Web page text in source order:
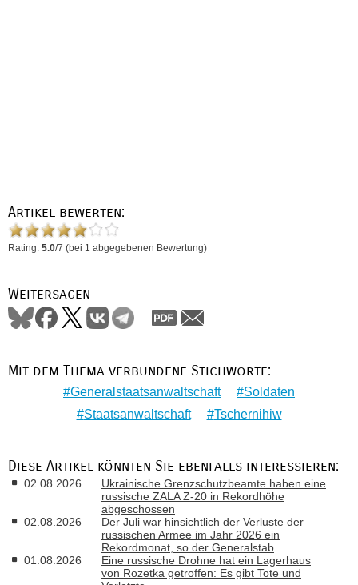
Artikel bewerten:
Rating: 5.0/7 (bei 1 abgegebenen Bewertung)
Weitersagen
Mit dem Thema verbundene Stichworte:
Generalstaatsanwaltschaft
Soldaten
Staatsanwaltschaft
Tschernihiw
Diese Artikel könnten Sie ebenfalls interessieren:
02.08.2026
Ukrainische Grenzschutzbeamte haben eine
russische ZALA Z-20 in Rekordhöhe
abgeschossen
02.08.2026
Der Juli war hinsichtlich der Verluste der
russischen Armee im Jahr 2026 ein
Rekordmonat, so der Generalstab
01.08.2026
Eine russische Drohne hat ein Lagerhaus
von Rozetka getroffen: Es gibt Tote und